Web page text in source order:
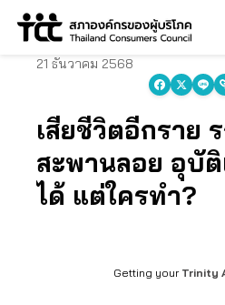
Skip
21 ธันวาคม 2568
เสียชีวิตอีกราย
สะพานลอย อุบั
ได้ แต่ใครทำ?
Getting your Trinity